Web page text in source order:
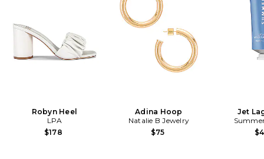
Robyn Heel
LPA
$178
Adina Hoop
Natalie B Jewelry
$75
Jet